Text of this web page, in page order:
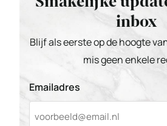
inbox
Blijf als eerste op de hoogte
mis geen enkele
Emailadres